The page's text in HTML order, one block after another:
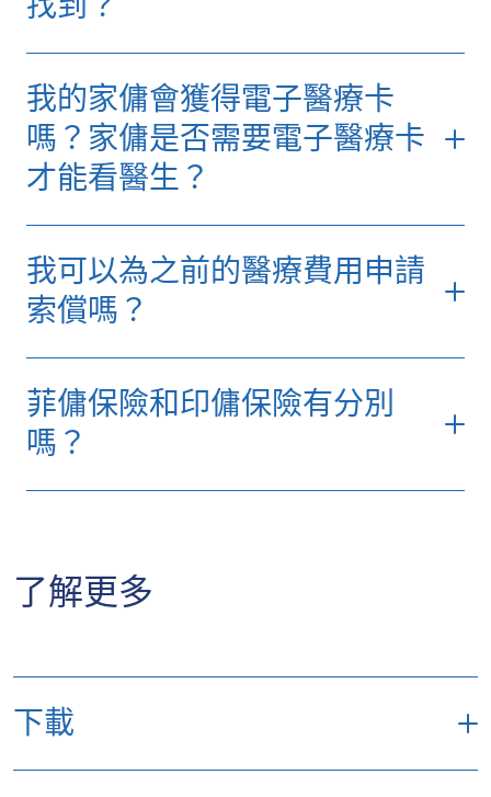
絡」，選取「傭易保家傭保障計劃 – 門診醫療
網絡」即可查閱網絡醫生名單。
請注意，如需享用門診醫療網絡，請於診所出
我的家傭會獲得電子醫療卡
嗎？家傭是否需要電子醫療卡
才能看醫生？
按此
我可以為之前的醫療費用申請
索償嗎？
菲傭保險和印傭保險有分別
嗎？
了解更多
下載